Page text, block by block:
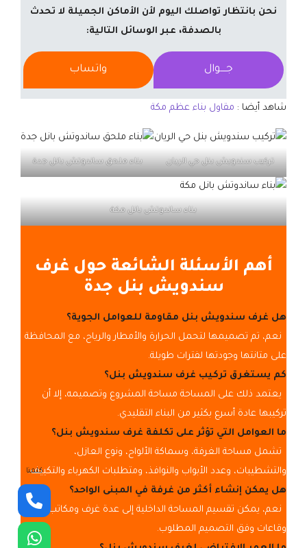
نحن بانتظار تواصلك اليوم لأن الأماكن الجميلة لا تحدث
بالصدفة، عبر الوسائل التالية:
جــــوال واتساب
شاهد أيضا : مقاول بناء عظم مكة
تركيب سندويش بنل حي الريان بناء ملحق ساندوتش بانل جدة
بناء ساندوتش بانل مكة
أهم الأسئلة الشائعة حول غرف
سندويش بنل جدة
هل غرف سندويش بنل مقاومة للعوامل الجوية؟
نعم، تم تصميمها لتحمل الحرارة والأمطار والرياح، مع المحافظة
على متانتها وجودتها لفترات طويلة.
كم يستغرق تركيب غرف سندويش بنل؟
يعتمد ذلك على المساحة مساحة المشروع وتصميمه، إلا أن
تركيبها عادة أسرع بكثير من البناء التقليدي.
ما العوامل التي تؤثر على تكلفة غرف سندويش بنل؟
تشمل مساحة الغرفة، وسماكة الألواح، ونوع العازل،
والتشطيبات، وعدد الأبواب والنوافذ، ومتطلبات الكهرباء والتكييف.
هل يمكن إنشاء أكثر من غرفة في المبنى الواحد؟
نعم، يمكن تقسيم المساحة الداخلية إلى عدة غرف ومكاتب
وقاعات وفق التصميم المطلوب.
كلمنا